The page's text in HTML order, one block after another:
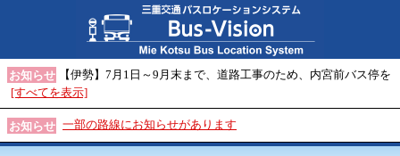
お知らせ
【伊勢】7月1日～9月末まで、道路工事のため、内宮前バス停を
[すべてを表示]
お知らせ 一部の路線にお知らせがあります